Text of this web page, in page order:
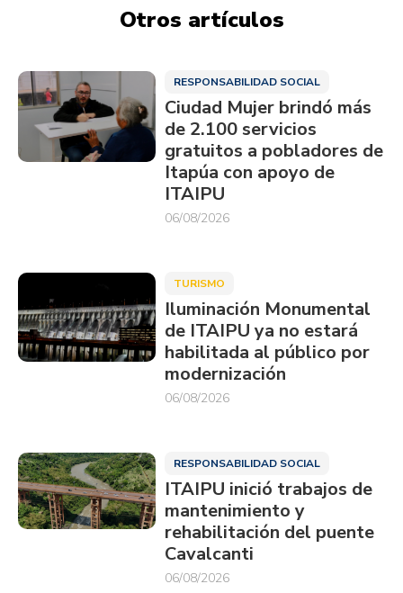
Otros artículos
RESPONSABILIDAD SOCIAL
Ciudad Mujer brindó más
de 2.100 servicios
gratuitos a pobladores de
Itapúa con apoyo de
ITAIPU
06/08/2026
TURISMO
Iluminación Monumental
de ITAIPU ya no estará
habilitada al público por
modernización
06/08/2026
RESPONSABILIDAD SOCIAL
ITAIPU inició trabajos de
mantenimiento y
rehabilitación del puente
Cavalcanti
06/08/2026